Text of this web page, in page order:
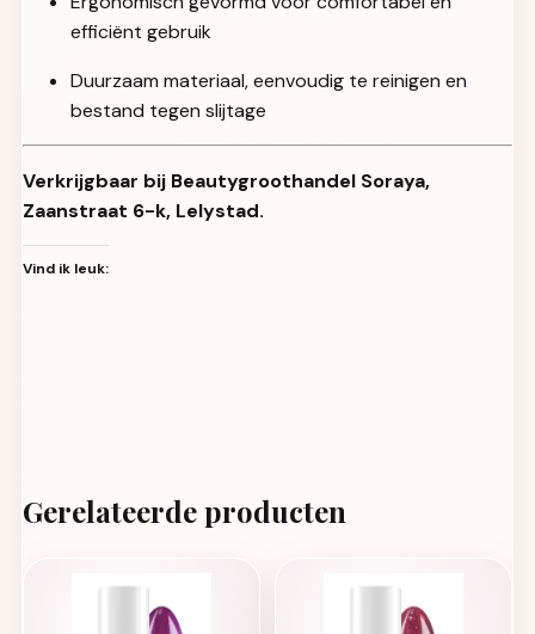
efficiënt gebruik
Duurzaam materiaal, eenvoudig te reinigen en
bestand tegen slijtage
Verkrijgbaar bij Beautygroothandel Soraya,
Zaanstraat 6-k, Lelystad.
Vind ik leuk:
Gerelateerde producten